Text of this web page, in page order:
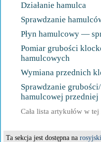
Działanie hamulca
Sprawdzanie
Płyn hamulcowy —
Pomiar grubości
hamulcowych
Wymiana przednich
Sprawdzanie
hamulcowej przedniej
Cała lista artykułów w
Ta sekcja jest dostępna na rosyjski